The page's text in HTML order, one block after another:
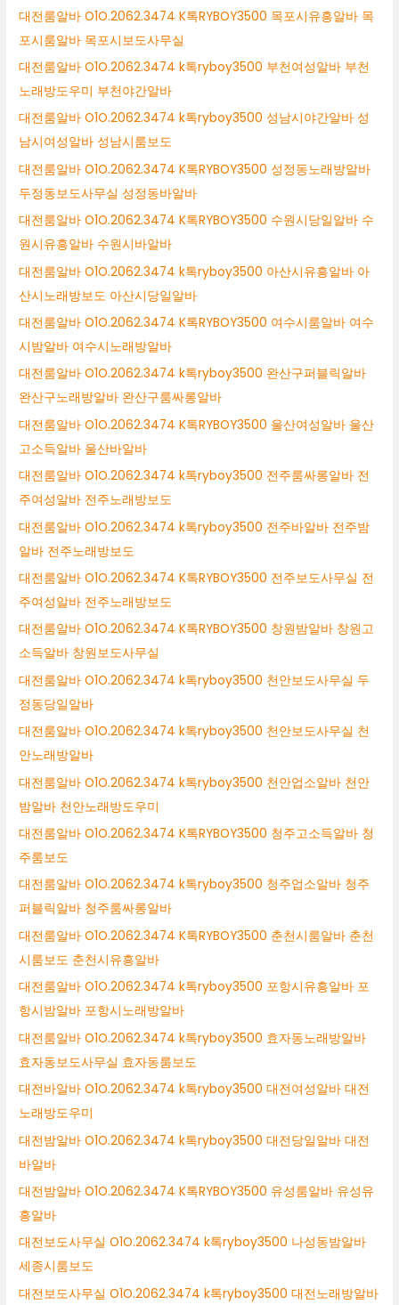
대전룸알바 O1O.2062.3474 K톡RYBOY3500 목포시유흥알바 목
포시룸알바 목포시보도사무실
대전룸알바 O1O.2062.3474 k톡ryboy3500 부천여성알바 부천
노래방도우미 부천야간알바
대전룸알바 O1O.2062.3474 k톡ryboy3500 성남시야간알바 성
남시여성알바 성남시룸보도
대전룸알바 O1O.2062.3474 K톡RYBOY3500 성정동노래방알바
두정동보도사무실 성정동바알바
대전룸알바 O1O.2062.3474 K톡RYBOY3500 수원시당일알바 수
원시유흥알바 수원시바알바
대전룸알바 O1O.2062.3474 k톡ryboy3500 아산시유흥알바 아
산시노래방보도 아산시당일알바
대전룸알바 O1O.2062.3474 K톡RYBOY3500 여수시룸알바 여수
시밤알바 여수시노래방알바
대전룸알바 O1O.2062.3474 k톡ryboy3500 완산구퍼블릭알바
완산구노래방알바 완산구룸싸롱알바
대전룸알바 O1O.2062.3474 K톡RYBOY3500 울산여성알바 울산
고소득알바 울산바알바
대전룸알바 O1O.2062.3474 k톡ryboy3500 전주룸싸롱알바 전
주여성알바 전주노래방보도
대전룸알바 O1O.2062.3474 k톡ryboy3500 전주바알바 전주밤
알바 전주노래방보도
대전룸알바 O1O.2062.3474 K톡RYBOY3500 전주보도사무실 전
주여성알바 전주노래방보도
대전룸알바 O1O.2062.3474 K톡RYBOY3500 창원밤알바 창원고
소득알바 창원보도사무실
대전룸알바 O1O.2062.3474 k톡ryboy3500 천안보도사무실 두
정동당일알바
대전룸알바 O1O.2062.3474 k톡ryboy3500 천안보도사무실 천
안노래방알바
대전룸알바 O1O.2062.3474 k톡ryboy3500 천안업소알바 천안
밤알바 천안노래방도우미
대전룸알바 O1O.2062.3474 K톡RYBOY3500 청주고소득알바 청
주룸보도
대전룸알바 O1O.2062.3474 k톡ryboy3500 청주업소알바 청주
퍼블릭알바 청주룸싸롱알바
대전룸알바 O1O.2062.3474 K톡RYBOY3500 춘천시룸알바 춘천
시룸보도 춘천시유흥알바
대전룸알바 O1O.2062.3474 k톡ryboy3500 포항시유흥알바 포
항시밤알바 포항시노래방알바
대전룸알바 O1O.2062.3474 k톡ryboy3500 효자동노래방알바
효자동보도사무실 효자동룸보도
대전바알바 O1O.2062.3474 k톡ryboy3500 대전여성알바 대전
노래방도우미
대전밤알바 O1O.2062.3474 k톡ryboy3500 대전당일알바 대전
바알바
대전밤알바 O1O.2062.3474 K톡RYBOY3500 유성룸알바 유성유
흥알바
대전보도사무실 O1O.2062.3474 k톡ryboy3500 나성동밤알바
세종시룸보도
대전보도사무실 O1O.2062.3474 k톡ryboy3500 대전노래방알바